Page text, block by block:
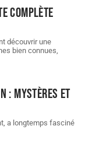
complète
découvrir une
bien connues,
: mystères et
a longtemps fasciné